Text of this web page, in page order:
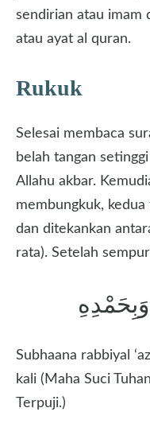
sendirian atau imam
atau ayat al quran.
Rukuk
Selesai membaca
belah tangan
Allahu akbar.
membungkuk,
dan ditekankan
rata). Setelah
Subhaana rabbiyal
kali (Maha Suci
Terpuji.)